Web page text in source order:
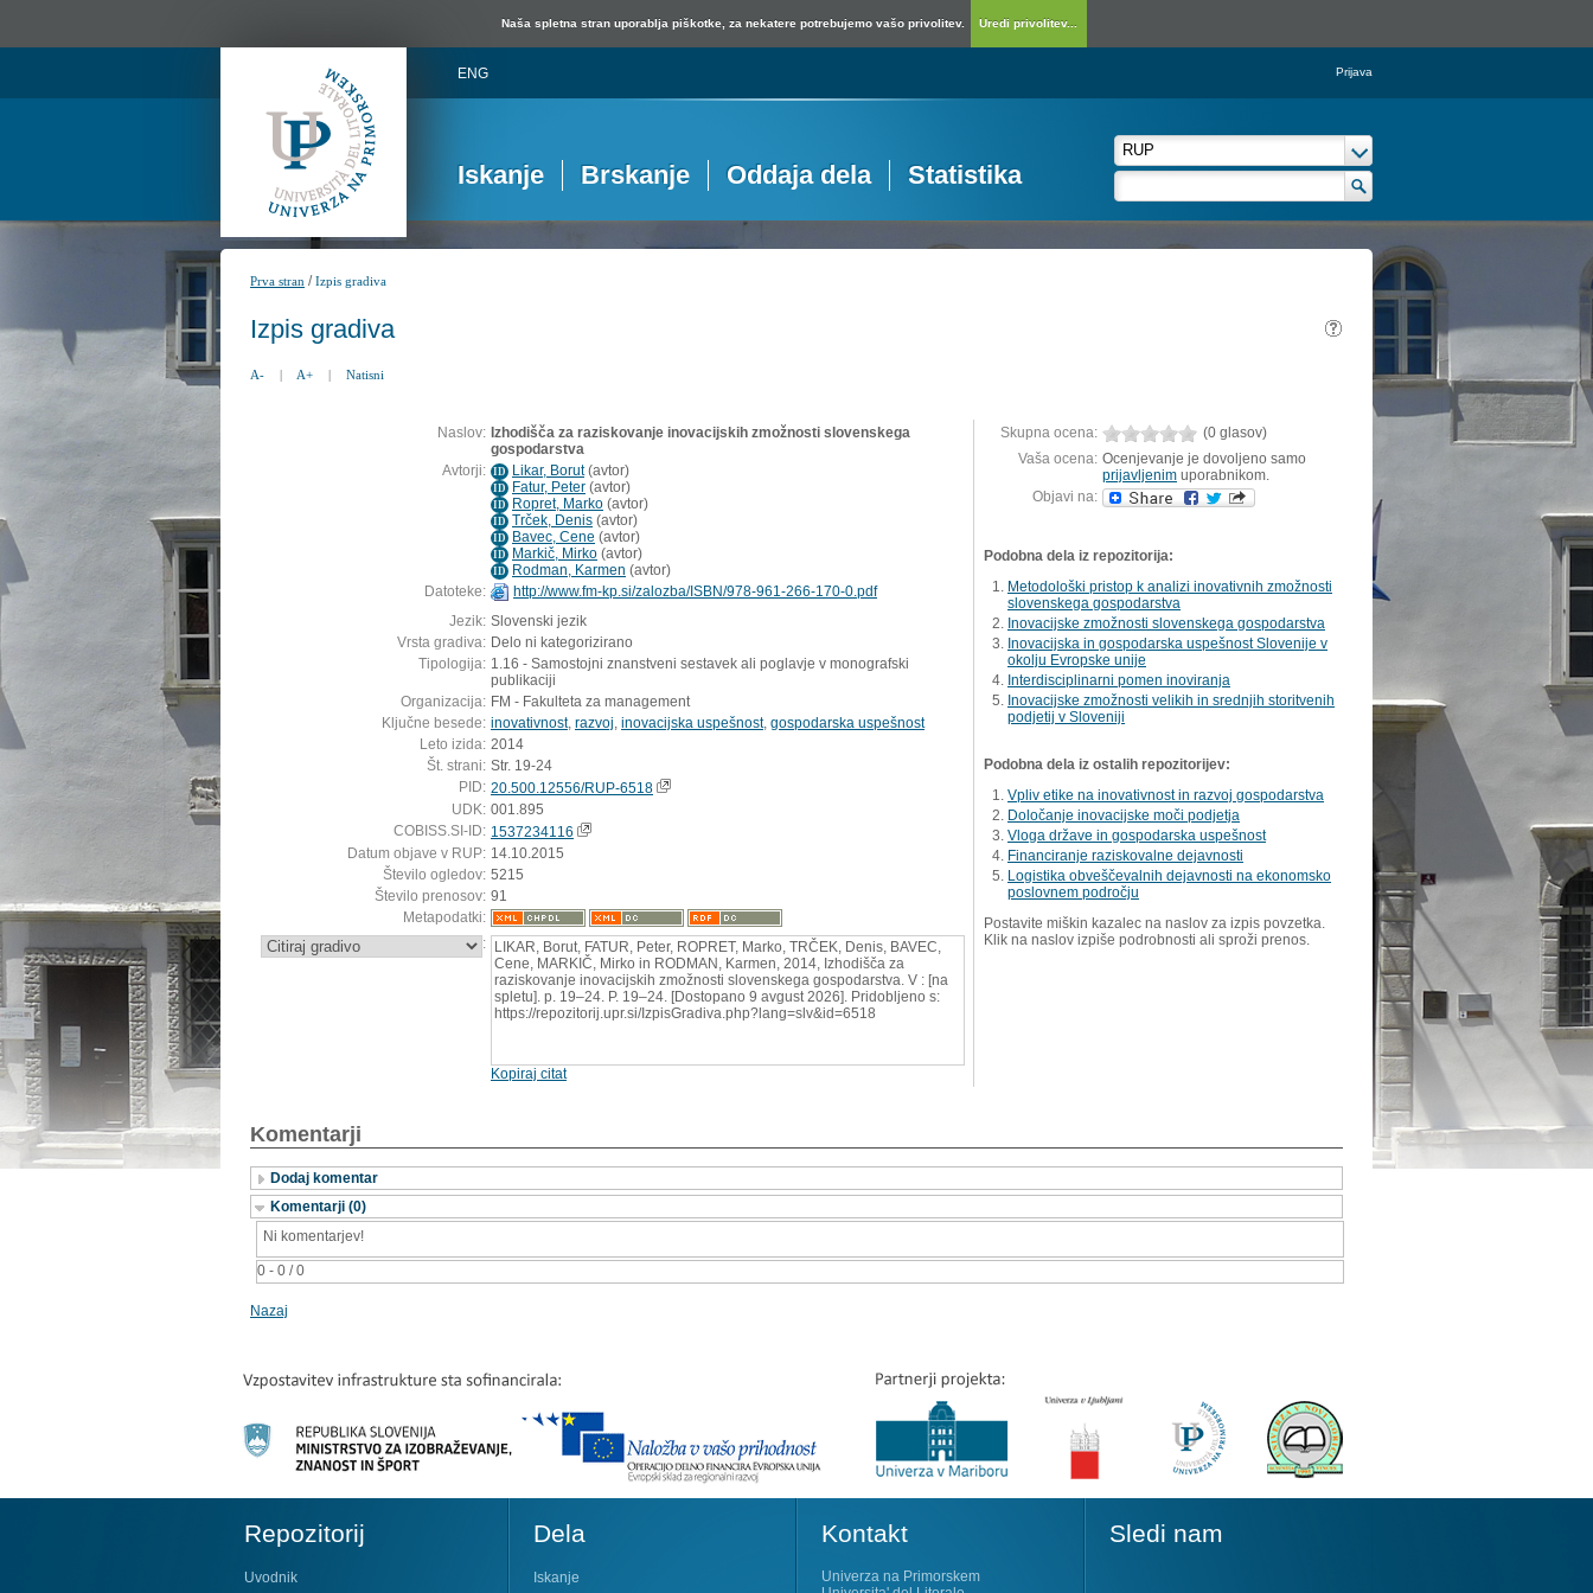
Naša spletna stran uporablja piškotke, za nekatere potrebujemo vašo privolitev. Uredi privolitev...
ENG Prijava
Iskanje Brskanje Oddaja dela Statistika
Prva stran /Izpis gradiva
Izpis gradiva
A- | A+ | Natisni
Naslov: Izhodišča za raziskovanje inovacijskih zmožnosti slovenskega
gospodarstva
Avtorji: ID Likar, Borut(avtor)
ID Fatur, Peter (avtor)
ID Ropret, Marko (avtor)
ID Trček, Denis (avtor)
ID Bavec, Cene (avtor)
ID Markič, Mirko (avtor)
ID Rodman, Karmen (avtor)
Datoteke:
http://www.fm-kp.si/zalozba/ISBN/978-961-266-170-0.pdf
Jezik: Slovenski jezik
Vrsta gradiva: Delo ni kategorizirano
Tipologija: 1.16 - Samostojni znanstveni sestavek ali poglavje v monografski
publikaciji
Organizacija: FM - Fakulteta za management
Ključne besede: inovativnost, razvoj inovacijska uspešnost, gospodarska uspešnost
Leto izida: 2014
Št. strani: Str. 19-24
PID: 20.500.12556/RUP-6518
UDK: 001.895
COBISS.SI-ID: 1537234116
Datum objave v RUP: 14.10.2015
Število ogledov: 5215
Število prenosov: 91
Metapodatki:
: LIKAR, Borut, FATUR, Peter, ROPRET, Marko, TRČEK, Denis, BAVEC,
Cene, MARKIČ, Mirko in RODMAN, Karmen, 2014, Izhodišča za
raziskovanje inovacijskih zmožnosti slovenskega gospodarstva. V : [na
spletu]. p. 19–24. P. 19–24. [Dostopano 9 avgust 2026]. Pridobljeno s:
https://repozitorij.upr.si/IzpisGradiva.php?lang=slv&id=6518
Kopiraj citat
Skupna ocena:
(0 glasov)
Vaša ocena: Ocenjevanje je dovoljeno samo
prijavljenim uporabnikom.
Objavi na:
Podobna dela iz repozitorija:
Metodološki pristop k analizi inovativnih zmožnosti
slovenskega gospodarstva
Inovacijske zmožnosti slovenskega gospodarstva
Inovacijska in gospodarska uspešnost Slovenije v
okolju Evropske unije
Interdisciplinarni pomen inoviranja
Inovacijske zmožnosti velikih in srednjih storitvenih
podjetij v Sloveniji
Podobna dela iz ostalih repozitorijev:
Vpliv etike na inovativnost in razvoj gospodarstva
Določanje inovacijske moči podjetja
Vloga države in gospodarska uspešnost
Financiranje raziskovalne dejavnosti
Logistika obveščevalnih dejavnosti na ekonomsko
poslovnem področju
Postavite miškin kazalec na naslov za izpis povzetka.
Klik na naslov izpiše podrobnosti ali sproži prenos.
Komentarji
Dodaj komentar
Komentarji (0)
0 - 0 / 0
Ni komentarjev!
Nazaj
Repozitorij
Uvodnik
Dela
Iskanje
Kontakt
Univerza na Primorskem
Sledi nam